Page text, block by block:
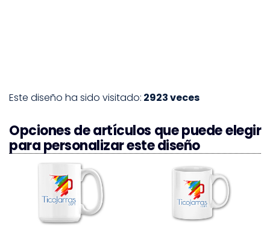
Este diseño ha sido visitado: 2923 veces
Opciones de artículos que puede elegir
para personalizar este diseño